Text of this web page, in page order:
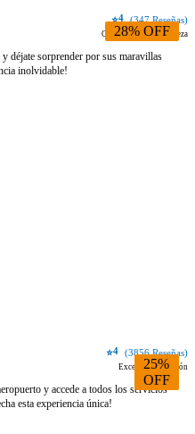
28% OFF
⭐4 (347 Reseñas)
Conecta con la naturaleza
déjate sorprender por sus maravillas
inolvidable!
25%
OFF
⭐4 (3856 Reseñas)
Excelente ubicación
y accede a todos los servicios
esta experiencia única!